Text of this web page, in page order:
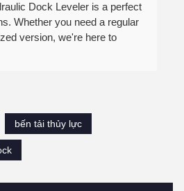
Dock Leveler is a perfect
Whether you need a regular
version, we're here to
bến tải thủy lực